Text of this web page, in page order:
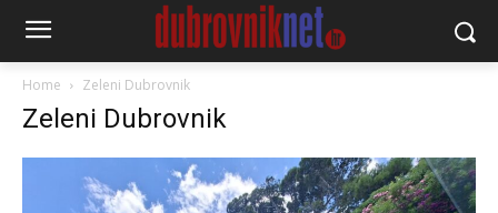
Home Zeleni Dubrovnik
Zeleni Dubrovnik